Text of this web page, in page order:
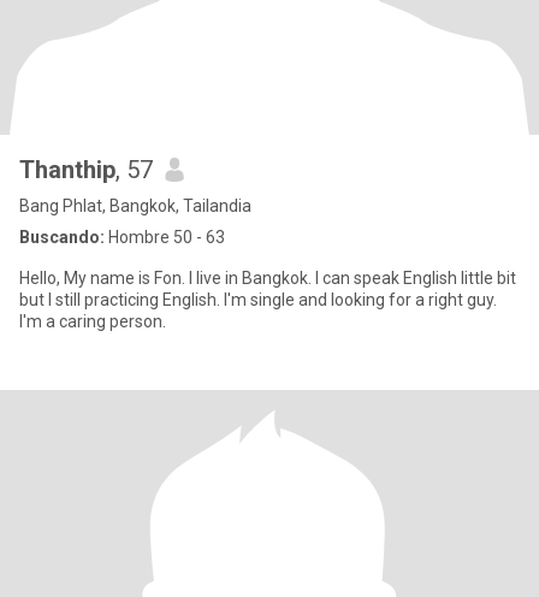
Thanthip, 57
Bang Phlat, Bangkok, Tailandia
Buscando: Hombre 50 - 63
Hello, My name is Fon. I live in Bangkok. I can speak English little bit
but I still practicing English. I'm single and looking for a right guy.
I'm a caring person.